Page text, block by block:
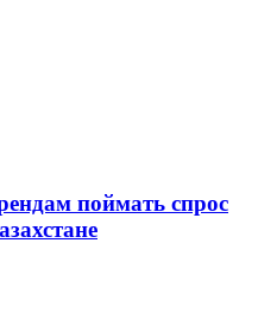
поймать спрос